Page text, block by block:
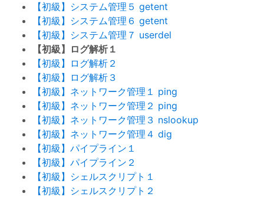
【初級】システム管理５ getent
【初級】システム管理６ getent
【初級】システム管理７ userdel
【初級】ログ解析１
【初級】ログ解析２
【初級】ログ解析３
【初級】ネットワーク管理１ ping
【初級】ネットワーク管理２ ping
【初級】ネットワーク管理３ nslookup
【初級】ネットワーク管理４ dig
【初級】パイプライン１
【初級】パイプライン２
【初級】シェルスクリプト１
【初級】シェルスクリプト２